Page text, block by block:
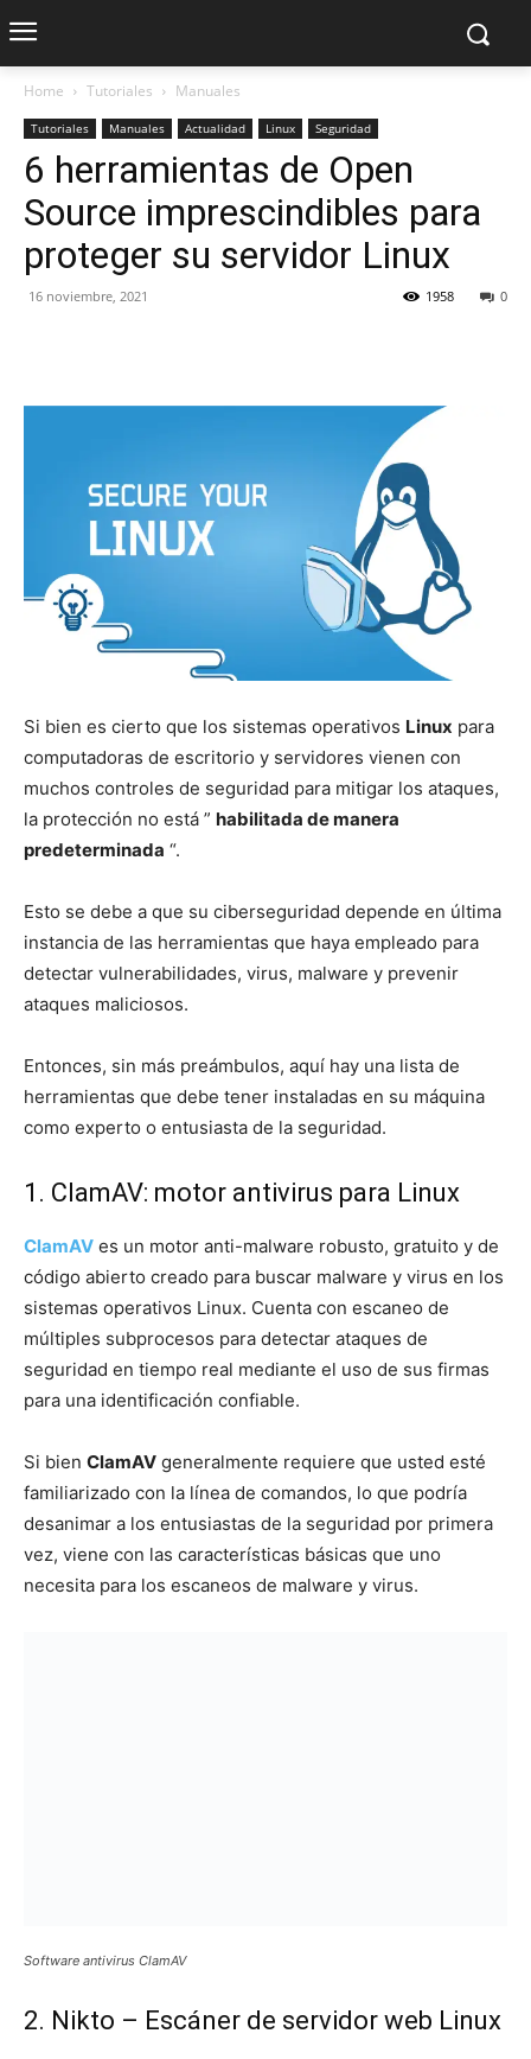
Home Tutoriales Manuales
Tutoriales Manuales Actualidad Linux Seguridad
6 herramientas de Open
Source imprescindibles para
proteger su servidor Linux
16 noviembre, 2021 0
1958
Si bien es cierto que los sistemas operativos Linux para
computadoras de escritorio y servidores vienen con
muchos controles de seguridad para mitigar los ataques,
la protección no está ” habilitada de manera
predeterminada “.
Esto se debe a que su ciberseguridad depende en última
instancia de las herramientas que haya empleado para
detectar vulnerabilidades, virus, malware y prevenir
ataques maliciosos.
Entonces, sin más preámbulos, aquí hay una lista de
herramientas que debe tener instaladas en su máquina
como experto o entusiasta de la seguridad.
1. ClamAV: motor antivirus para Linux
ClamAV es un motor anti-malware robusto, gratuito y de
código abierto creado para buscar malware y virus en los
sistemas operativos Linux. Cuenta con escaneo de
múltiples subprocesos para detectar ataques de
seguridad en tiempo real mediante el uso de sus firmas
para una identificación confiable.
Si bien ClamAV generalmente requiere que usted esté
familiarizado con la línea de comandos, lo que podría
desanimar a los entusiastas de la seguridad por primera
vez, viene con las características básicas que uno
necesita para los escaneos de malware y virus.
Software antivirus ClamAV
2. Nikto – Escáner de servidor web Linux